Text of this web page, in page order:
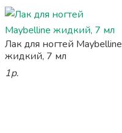
Лак для ногтей Maybelline
жидкий, 7 мл
1р.